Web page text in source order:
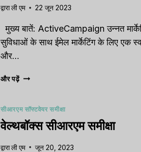
द्वाराली एम 22 जून 2023
मुख्य बातें: ActiveCampaign उन्नत
सुविधाओं के साथ ईमेल मार्केटिंग के लिए एक
और…
और पढ़ेंअल्टीमेट
समीक्षा:
विशेषताएं,
मूल्य
निर्धारण,
सीआरएम सॉफ्टवेयर समीक्षा
वेल्थबॉक्स सीआरएम समीक्षा
द्वाराली एम जून 20, 2023